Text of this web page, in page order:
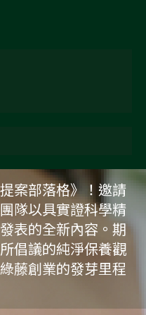
案部落格》！邀請
隊以具實證科學精
表的全新內容。期
倡議的純淨保養觀
藤創業的發芽里程